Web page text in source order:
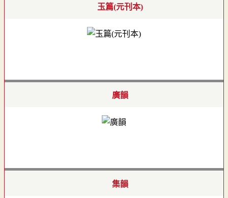
玉篇(元刊本)
廣韻
集韻